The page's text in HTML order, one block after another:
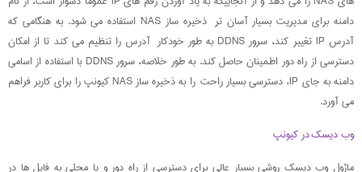
دامنه برای مدیریت بسیار آسان تر ذخیره ساز NAS استفاده می شود. به هنگامی که
آدرس IP تغییر کند، سرور DDNS به طور خودکار آدرس را تنظیم می کند تا از امکان
دسترسی از راه دور اطمینان حاصل کند. به طور خلاصه، سرور DDNS با استفاده از اسامی
دامنه به جای IP، دسترسی بسیار راحت را به ذخیره ساز NAS کیونپ را برای کاربر فراهم
می آورد.
وب دیسک در کیونپ
ماژول وب دیسک روشی بسیار عالی برای دسترسی از راه دور و یا محلی به فایل ها در